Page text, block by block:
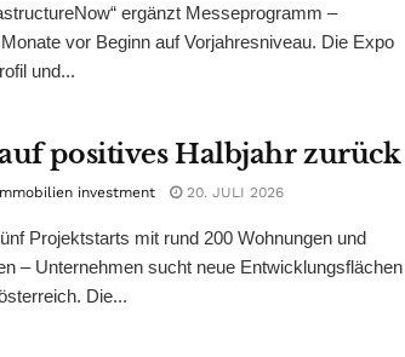
ergänzt Messeprogramm –
vor Beginn auf Vorjahresniveau. Die Expo
und...
positives Halbjahr zurück
investment 20. JULI 2026
Projektstarts mit rund 200 Wohnungen und
– Unternehmen sucht neue Entwicklungsflächen
Die...